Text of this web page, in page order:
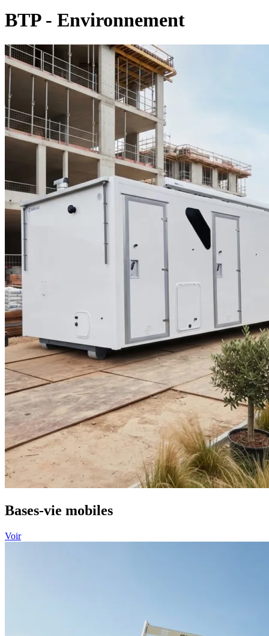
BTP - Environnement
Bases-vie mobiles
Voir